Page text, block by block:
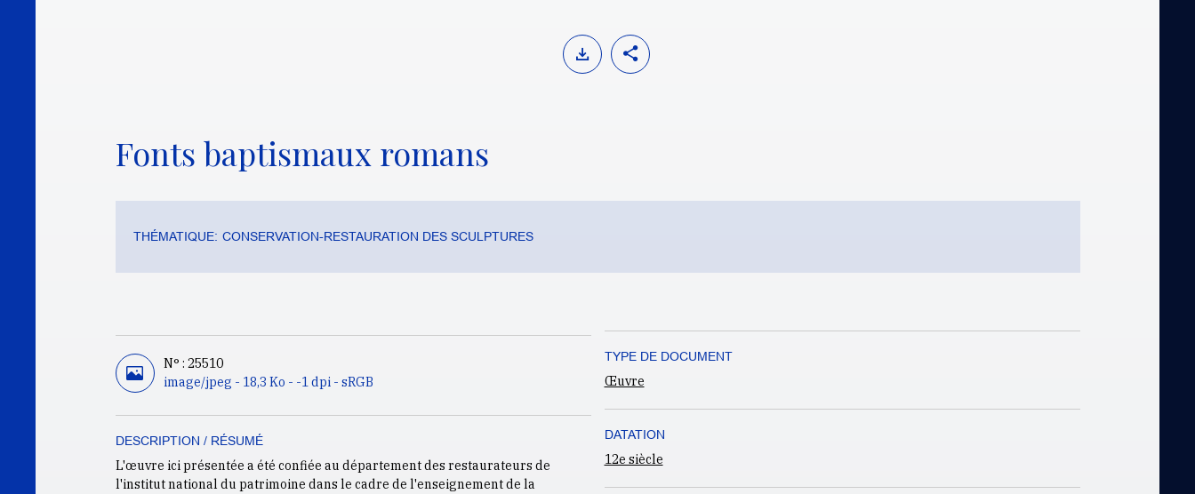
Fonts baptismaux romans
THÉMATIQUE: CONSERVATION-RESTAURATION DES SCULPTURES
N° : 25510
image/jpeg - 18,3 Ko - -1 dpi - sRGB
DESCRIPTION / RÉSUMÉ
L'œuvre ici présentée a été confiée au département des restaurateurs de
l'institut national du patrimoine dans le cadre de l'enseignement de la
TYPE DE DOCUMENT
Œuvre
DATATION
12e siècle